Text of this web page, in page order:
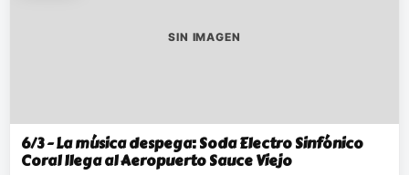
SIN IMAGEN
6/3 - La música despega: Soda Electro Sinfónico
Coral llega al Aeropuerto Sauce Viejo